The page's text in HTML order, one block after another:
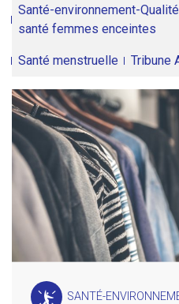
Santé-environnement-
santé femmes enceintes
Santé menstruelle Tribune
SANTÉ-